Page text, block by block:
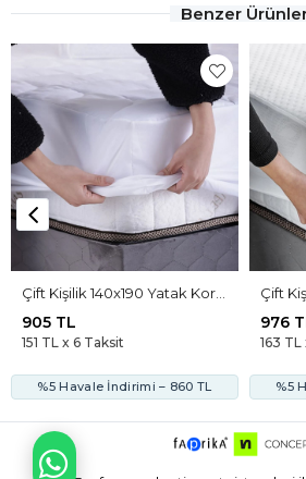
Benzer
905 TL
151 TL x 6 Taksit
%5 Havale İndirimi – 860 TL
976
163
%5